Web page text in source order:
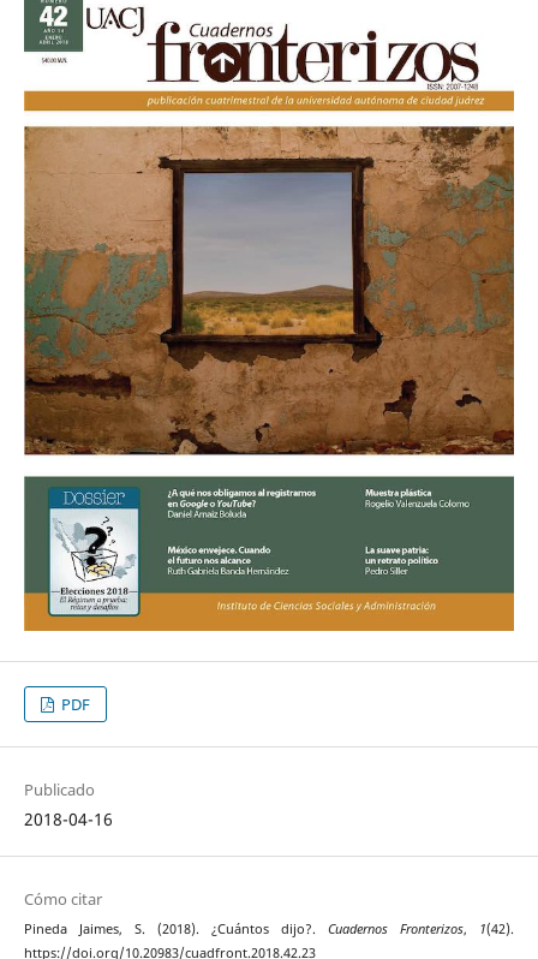
PDF
Publicado
2018-04-16
Cómo citar
Pineda Jaimes, S. (2018). ¿Cuántos dijo?.Cuadernos Fronterizos, 1(42).
https://doi.org/10.20983/cuadfront.2018.42.23